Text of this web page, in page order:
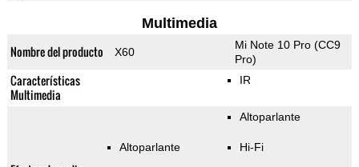
Multimedia
Nombre del producto X60
Mi Note 10 Pro (CC9
Pro)
Características
Multimedia
IR
Altoparlante
Altoparlante
Hi-Fi